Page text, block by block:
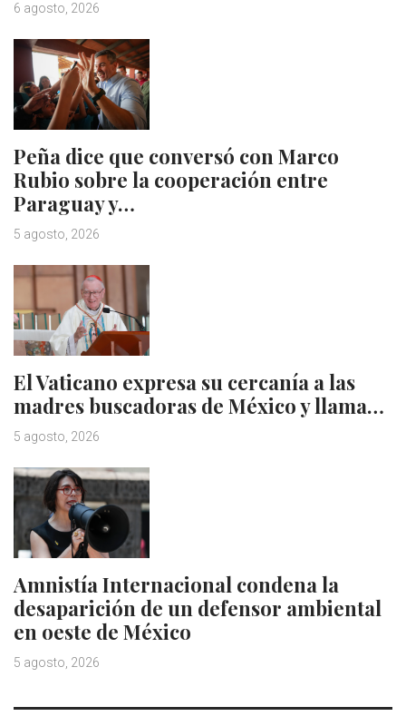
6 agosto, 2026
Peña dice que conversó con Marco
Rubio sobre la cooperación entre
Paraguay y…
5 agosto, 2026
El Vaticano expresa su cercanía a las
madres buscadoras de México y llama…
5 agosto, 2026
Amnistía Internacional condena la
desaparición de un defensor ambiental
en oeste de México
5 agosto, 2026